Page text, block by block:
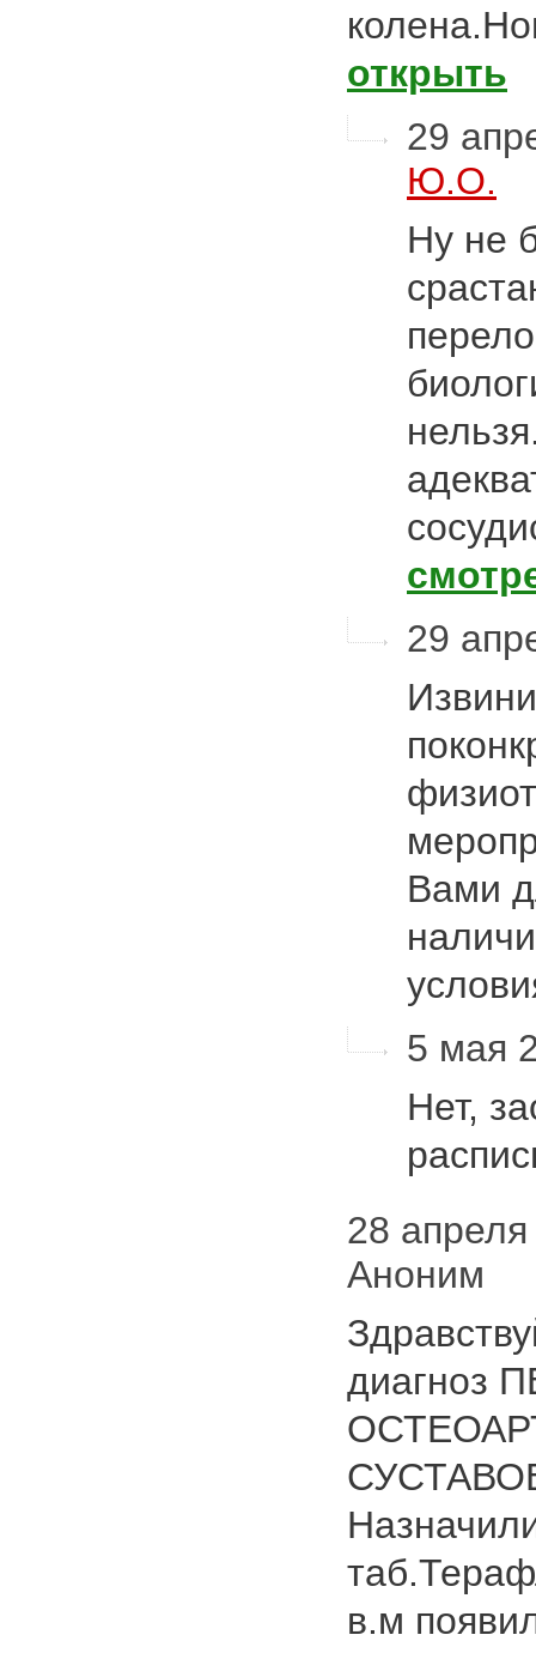
открыть
29
Ю.О.
Ну не
29
Вами
5 мая
Нет,
28 апреля
Аноним
диагноз
в.м